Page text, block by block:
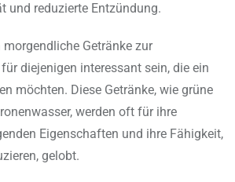
und reduzierte Entzündung.
Getränke zur
diejenigen interessant sein, die ein
möchten. Diese Getränke, wie grüne
werden oft für ihre
Eigenschaften und ihre Fähigkeit,
gelobt.